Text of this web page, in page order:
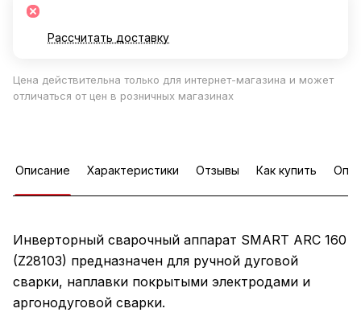
Рассчитать доставку
Цена действительна только для интернет-магазина и может
отличаться от цен в розничных магазинах
Описание Характеристики Отзывы Как купить
Инверторный сварочный аппарат SMART ARC 160
(Z28103) предназначен для ручной дуговой
сварки, наплавки покрытыми электродами и
аргонодуговой сварки.